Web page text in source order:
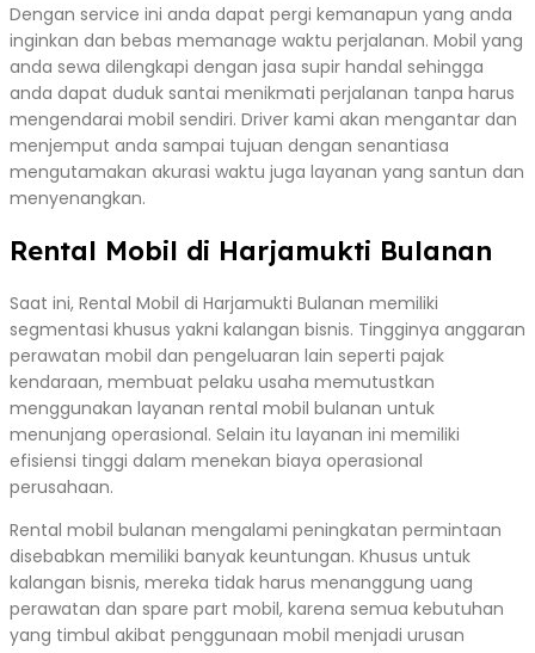
Dengan service ini anda dapat pergi kemanapun yang anda
inginkan dan bebas memanage waktu perjalanan. Mobil yang
anda sewa dilengkapi dengan jasa supir handal sehingga
anda dapat duduk santai menikmati perjalanan tanpa harus
mengendarai mobil sendiri. Driver kami akan mengantar dan
menjemput anda sampai tujuan dengan senantiasa
mengutamakan akurasi waktu juga layanan yang santun dan
menyenangkan.
Rental Mobil di Harjamukti Bulanan
Saat ini, Rental Mobil di Harjamukti Bulanan memiliki
segmentasi khusus yakni kalangan bisnis. Tingginya anggaran
perawatan mobil dan pengeluaran lain seperti pajak
kendaraan, membuat pelaku usaha memutustkan
menggunakan layanan rental mobil bulanan untuk
menunjang operasional. Selain itu layanan ini memiliki
efisiensi tinggi dalam menekan biaya operasional
perusahaan.
Rental mobil bulanan mengalami peningkatan permintaan
disebabkan memiliki banyak keuntungan. Khusus untuk
kalangan bisnis, mereka tidak harus menanggung uang
perawatan dan spare part mobil, karena semua kebutuhan
yang timbul akibat penggunaan mobil menjadi urusan